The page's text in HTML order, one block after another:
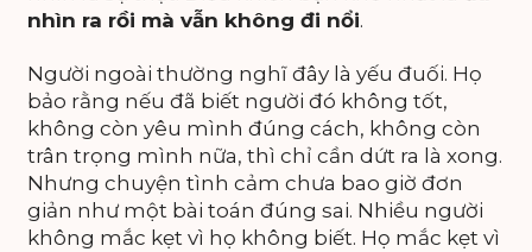
nhìn ra rồi mà vẫn không đi nổi.
Người ngoài thường nghĩ đây là yếu đuối. Họ
bảo rằng nếu đã biết người đó không tốt,
không còn yêu mình đúng cách, không còn
trân trọng mình nữa, thì chỉ cần dứt ra là xong.
Nhưng chuyện tình cảm chưa bao giờ đơn
giản như một bài toán đúng sai. Nhiều người
không mắc kẹt vì họ không biết. Họ mắc kẹt vì